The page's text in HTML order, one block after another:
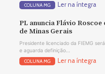
COLUNA MG Ler na íntegra
PL anuncia Flávio
de Minas Gerais
Presidente licenciado da FIEMG
e aguarda definição...
COLUNA MG Ler na íntegra